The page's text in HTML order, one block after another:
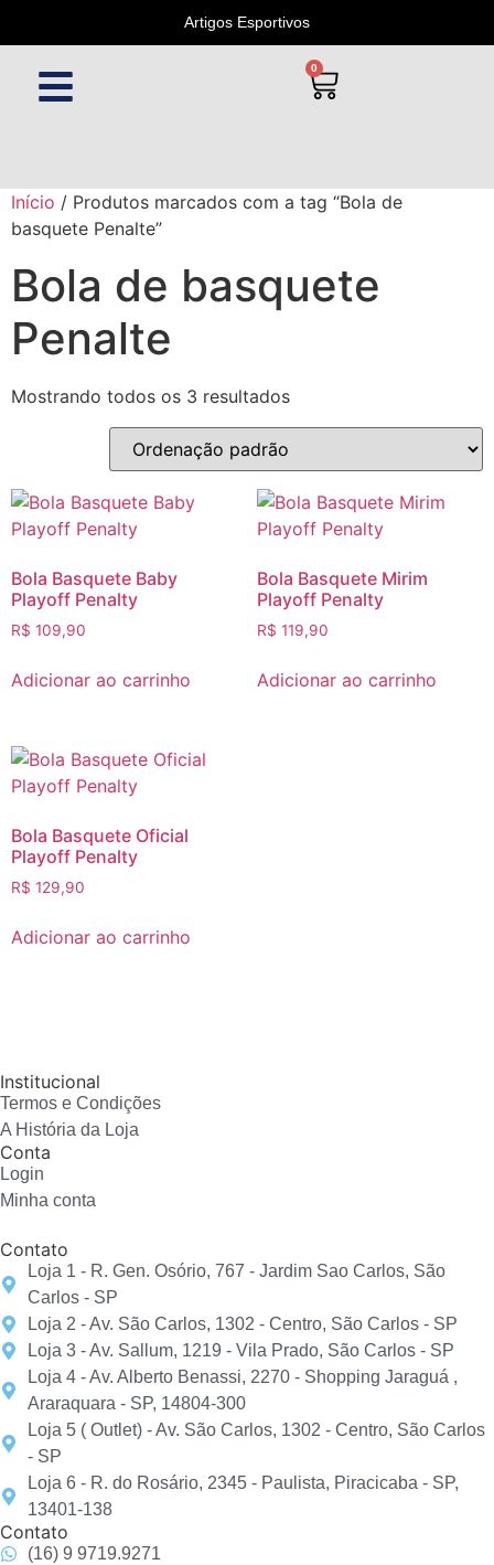
Artigos Esportivos
0
Início / Produtos marcados com a tag “Bola de
basquete Penalte”
Bola de basquete
Penalte
Mostrando todos os 3 resultados
Bola Basquete Baby
Playoff Penalty
R$ 109,90
Adicionar ao carrinho
Bola Basquete Mirim
Playoff Penalty
R$ 119,90
Adicionar ao carrinho
Bola Basquete Oficial
Playoff Penalty
R$ 129,90
Adicionar ao carrinho
Institucional
Termos e Condições
A História da Loja
Conta
Login
Minha conta
Contato
Loja 1 - R. Gen. Osório, 767 - Jardim Sao Carlos, São
Carlos - SP
Loja 2 - Av. São Carlos, 1302 - Centro, São Carlos - SP
Loja 3 - Av. Sallum, 1219 - Vila Prado, São Carlos - SP
Loja 4 - Av. Alberto Benassi, 2270 - Shopping Jaraguá ,
Araraquara - SP, 14804-300
Loja 5 ( Outlet) - Av. São Carlos, 1302 - Centro, São Carlos
- SP
Loja 6 - R. do Rosário, 2345 - Paulista, Piracicaba - SP,
13401-138
Contato
(16) 9 9719.9271